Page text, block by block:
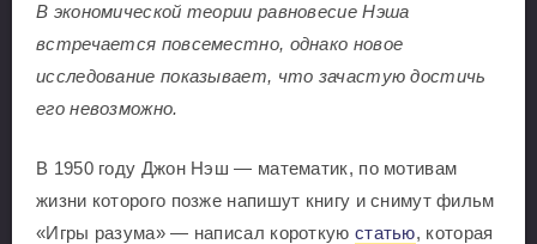
В экономической теории равновесие Нэша
встречается повсеместно, однако новое
исследование показывает, что зачастую достичь
его невозможно.
В 1950 году Джон Нэш — математик, по мотивам
жизни которого позже напишут книгу и снимут фильм
«Игры разума» — написал короткую статью, которая